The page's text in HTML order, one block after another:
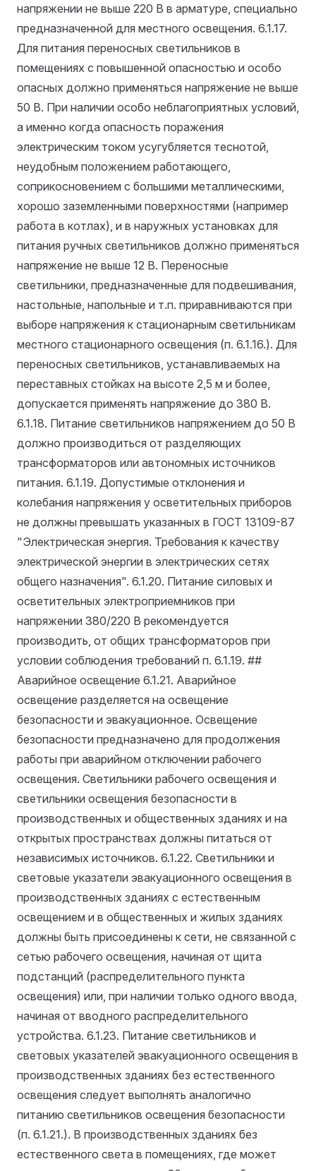
напряжении не выше 220 В в арматуре, специально
предназначенной для местного освещения. 6.1.17.
Для питания переносных светильников в
помещениях с повышенной опасностью и особо
опасных должно применяться напряжение не выше
50 В. При наличии особо неблагоприятных условий,
а именно когда опасность поражения
электрическим током усугубляется теснотой,
неудобным положением работающего,
соприкосновением с большими металлическими,
хорошо заземленными поверхностями (например
работа в котлах), и в наружных установках для
питания ручных светильников должно применяться
напряжение не выше 12 В. Переносные
светильники, предназначенные для подвешивания,
настольные, напольные и т.п. приравниваются при
выборе напряжения к стационарным светильникам
местного стационарного освещения (п. 6.1.16.). Для
переносных светильников, устанавливаемых на
переставных стойках на высоте 2,5 м и более,
допускается применять напряжение до 380 В.
6.1.18. Питание светильников напряжением до 50 В
должно производиться от разделяющих
трансформаторов или автономных источников
питания. 6.1.19. Допустимые отклонения и
колебания напряжения у осветительных приборов
не должны превышать указанных в ГОСТ 13109-87
"Электрическая энергия. Требования к качеству
электрической энергии в электрических сетях
общего назначения". 6.1.20. Питание силовых и
осветительных электроприемников при
напряжении 380/220 В рекомендуется
производить, от общих трансформаторов при
условии соблюдения требований п. 6.1.19. ##
Аварийное освещение 6.1.21. Аварийное
освещение разделяется на освещение
безопасности и эвакуационное. Освещение
безопасности предназначено для продолжения
работы при аварийном отключении рабочего
освещения. Светильники рабочего освещения и
светильники освещения безопасности в
производственных и общественных зданиях и на
открытых пространствах должны питаться от
независимых источников. 6.1.22. Светильники и
световые указатели эвакуационного освещения в
производственных зданиях с естественным
освещением и в общественных и жилых зданиях
должны быть присоединены к сети, не связанной с
сетью рабочего освещения, начиная от щита
подстанций (распределительного пункта
освещения) или, при наличии только одного ввода,
начиная от вводного распределительного
устройства. 6.1.23. Питание светильников и
световых указателей эвакуационного освещения в
производственных зданиях без естественного
освещения следует выполнять аналогично
питанию светильников освещения безопасности
(п. 6.1.21.). В производственных зданиях без
естественного света в помещениях, где может